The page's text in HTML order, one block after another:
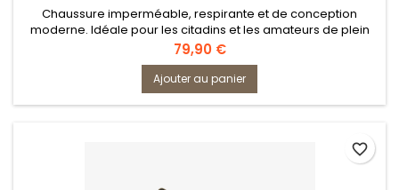
Chaussure imperméable, respirante et de conception
moderne. Idéale pour les citadins et les amateurs de plein
air.
Prix
79,90 €
Ajouter au panier
favorite_border